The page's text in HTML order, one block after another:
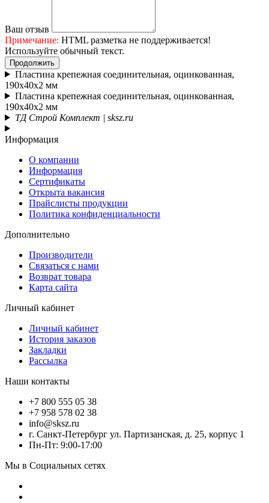
Ваш отзыв
Примечание: HTML разметка не поддерживается!
Используйте обычный текст.
Продолжить
Пластина крепежная соединительная, оцинкованная,
190х40х2 мм
Пластина крепежная соединительная, оцинкованная,
190х40х2 мм
ТД Строй Комплект | sksz.ru
Информация
О компании
Информация
Сертификаты
Открыта вакансия
Прайслисты продукции
Политика конфиденциальности
Дополнительно
Производители
Связаться с нами
Возврат товара
Карта сайта
Личный кабинет
Личный кабинет
История заказов
Закладки
Рассылка
Наши контакты
+7 800 555 05 38
+7 958 578 02 38
info@sksz.ru
г. Санкт-Петербург ул. Партизанская, д. 25, корпус 1
Пн-Пт: 9:00-17:00
Мы в Социальных сетях